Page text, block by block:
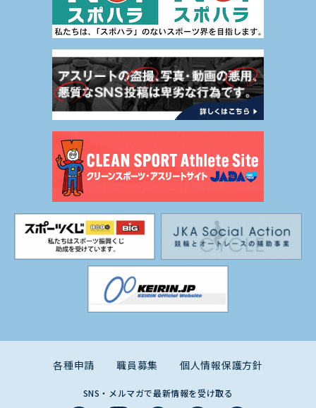
各種申請 職員募集 個人情報保護方針
SNS・メルマガで最新情報を受け取る